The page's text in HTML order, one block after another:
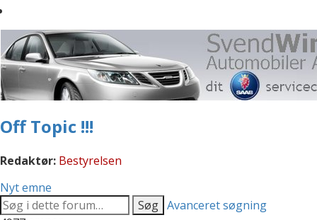
Off Topic !!!
Redaktør: Bestyrelsen
Nyt emne
Søg Avanceret søgning